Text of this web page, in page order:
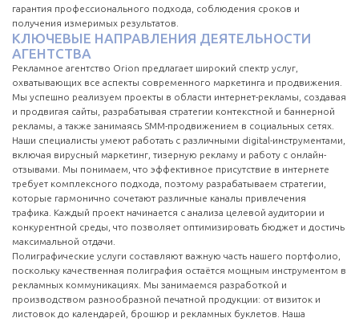
гарантия профессионального подхода, соблюдения сроков и
получения измеримых результатов.
КЛЮЧЕВЫЕ НАПРАВЛЕНИЯ ДЕЯТЕЛЬНОСТИ
АГЕНТСТВА
Рекламное агентство Orion предлагает широкий спектр услуг,
охватывающих все аспекты современного маркетинга и продвижения.
Мы успешно реализуем проекты в области интернет-рекламы, создавая
и продвигая сайты, разрабатывая стратегии контекстной и баннерной
рекламы, а также занимаясь SMM-продвижением в социальных сетях.
Наши специалисты умеют работать с различными digital-инструментами,
включая вирусный маркетинг, тизерную рекламу и работу с онлайн-
отзывами. Мы понимаем, что эффективное присутствие в интернете
требует комплексного подхода, поэтому разрабатываем стратегии,
которые гармонично сочетают различные каналы привлечения
трафика. Каждый проект начинается с анализа целевой аудитории и
конкурентной среды, что позволяет оптимизировать бюджет и достичь
максимальной отдачи.
Полиграфические услуги составляют важную часть нашего портфолио,
поскольку качественная полиграфия остаётся мощным инструментом в
рекламных коммуникациях. Мы занимаемся разработкой и
производством разнообразной печатной продукции: от визиток и
листовок до календарей, брошюр и рекламных буклетов. Наша